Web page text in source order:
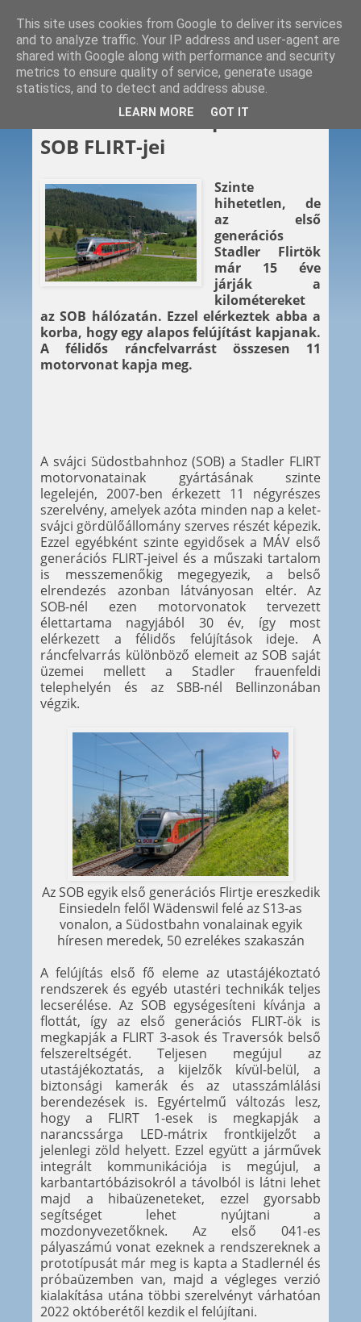
2022. 05. 10.
Ráncfelvarrást kapnak az
SOB FLIRT-jei
Szinte
hihetetlen, de
az első
generációs
Stadler Flirtök
már 15 éve
járják a
kilométereket
az SOB hálózatán. Ezzel elérkeztek abba a
korba, hogy egy alapos felújítást kapjanak.
A félidős ráncfelvarrást összesen 11
motorvonat kapja meg.
A svájci Südostbahnhoz (SOB) a Stadler FLIRT
motorvonatainak gyártásának szinte
legelején, 2007-ben érkezett 11 négyrészes
szerelvény, amelyek azóta minden nap a kelet-
svájci gördülőállomány szerves részét képezik.
Ezzel egyébként szinte egyidősek a MÁV első
generációs FLIRT-jeivel és a műszaki tartalom
is messzemenőkig megegyezik, a belső
elrendezés azonban látványosan eltér. Az
SOB-nél ezen motorvonatok tervezett
élettartama nagyjából 30 év, így most
elérkezett a félidős felújítások ideje. A
ráncfelvarrás különböző elemeit az SOB saját
üzemei mellett a Stadler frauenfeldi
telephelyén és az SBB-nél Bellinzonában
végzik.
Az SOB egyik első generációs Flirtje ereszkedik
Einsiedeln felől Wädenswil felé az S13-as
vonalon, a Südostbahn vonalainak egyik
híresen meredek, 50 ezrelékes szakaszán
A felújítás első fő eleme az utastájékoztató
rendszerek és egyéb utastéri technikák teljes
lecserélése. Az SOB egységesíteni kívánja a
flottát, így az első generációs FLIRT-ök is
megkapják a FLIRT 3-asok és Traversók belső
felszereltségét. Teljesen megújul az
utastájékoztatás, a kijelzők kívül-belül, a
biztonsági kamerák és az utasszámlálási
berendezések is. Egyértelmű változás lesz,
hogy a FLIRT 1-esek is megkapják a
narancssárga LED-mátrix frontkijelzőt a
jelenlegi zöld helyett. Ezzel együtt a járművek
integrált kommunikációja is megújul, a
karbantartóbázisokról a távolból is látni lehet
majd a hibaüzeneteket, ezzel gyorsabb
segítséget lehet nyújtani a
mozdonyvezetőknek. Az első 041-es
pályaszámú vonat ezeknek a rendszereknek a
prototípusát már meg is kapta a Stadlernél és
próbaüzemben van, majd a végleges verzió
kialakítása utána többi szerelvényt várhatóan
2022 októberétől kezdik el felújítani.
This site uses cookies from Google to deliver its services
and to analyze traffic. Your IP address and user-agent are
shared with Google along with performance and security
metrics to ensure quality of service, generate usage
statistics, and to detect and address abuse.
LEARN MORE GOT IT